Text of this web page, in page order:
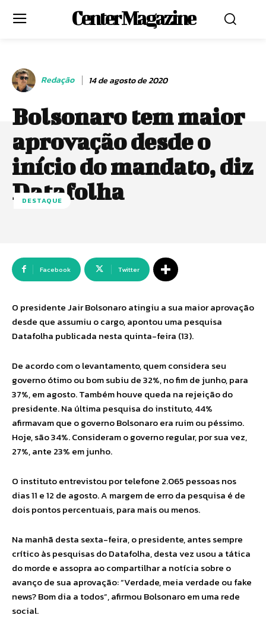
Center Magazine
Redação 14 de agosto de 2020
Bolsonaro tem maior
aprovação desde o
início do mandato, diz
Datafolha
DESTAQUE
Facebook Twitter
O presidente Jair Bolsonaro atingiu a sua maior aprovação
desde que assumiu o cargo, apontou uma pesquisa
Datafolha publicada nesta quinta-feira (13).
De acordo com o levantamento, quem considera seu
governo ótimo ou bom subiu de 32%, no fim de junho, para
37%, em agosto. Também houve queda na rejeição do
presidente. Na última pesquisa do instituto, 44%
afirmavam que o governo Bolsonaro era ruim ou péssimo.
Hoje, são 34%. Consideram o governo regular, por sua vez,
27%, ante 23% em junho.
O instituto entrevistou por telefone 2.065 pessoas nos
dias 11 e 12 de agosto. A margem de erro da pesquisa é de
dois pontos percentuais, para mais ou menos.
Na manhã desta sexta-feira, o presidente, antes sempre
crítico às pesquisas do Datafolha, desta vez usou a tática
do morde e assopra ao compartilhar a notícia sobre o
avanço de sua aprovação: “Verdade, meia verdade ou fake
news? Bom dia a todos”, afirmou Bolsonaro em uma rede
social.